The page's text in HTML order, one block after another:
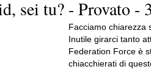
sei tu? - Provato -
Facciamo chiarezza
Inutile girarci tanto
Federation Force è
chiacchierati di